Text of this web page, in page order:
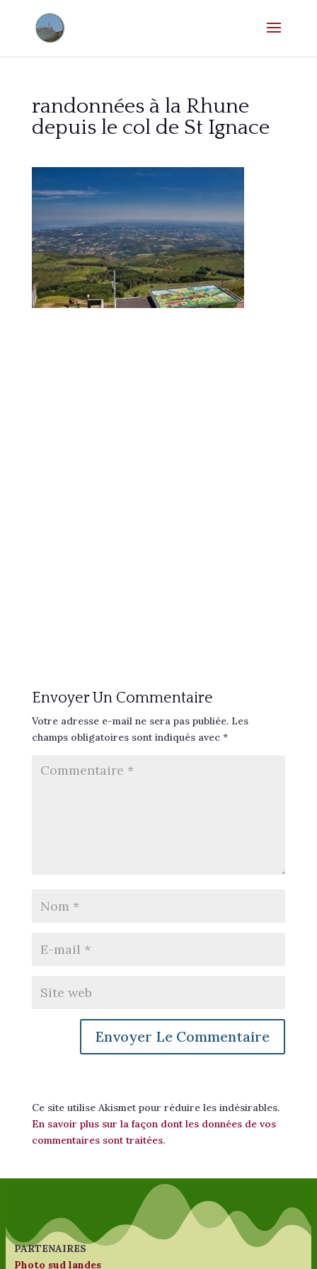
randonnées à la Rhune
depuis le col de St Ignace
Envoyer Un Commentaire
Votre adresse e-mail ne sera pas publiée. Les
champs obligatoires sont indiqués avec *
Ce site utilise Akismet pour réduire les indésirables.
En savoir plus sur la façon dont les données de vos
commentaires sont traitées.
PARTENAIRES
Photo sud landes